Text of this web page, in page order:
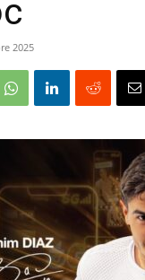
2025